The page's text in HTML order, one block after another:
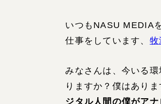
いつもNASU MEDIA
仕事をしています、 牧
みなさんは、今いる
りますか？僕はあり
ジタル人間の僕がアナ